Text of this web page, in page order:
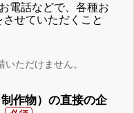
電話などで、各種お
せていただくこと
ただけません。
作物）の直接の企